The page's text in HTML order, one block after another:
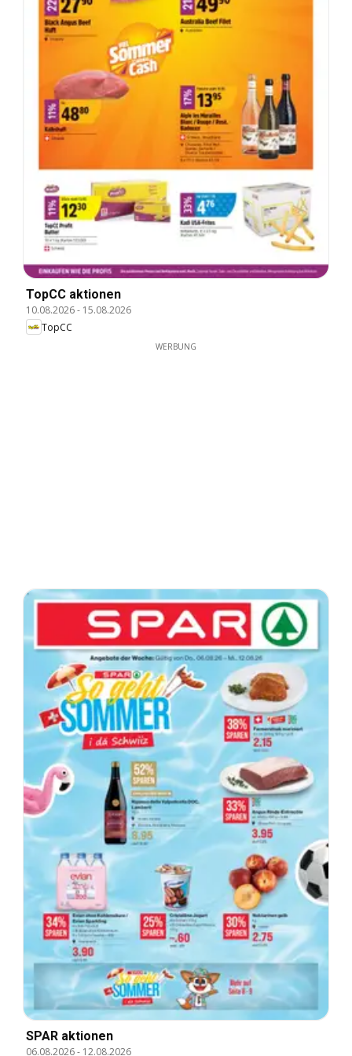
TopCC aktionen
10.08.2026- 15.08.2026
TopCC
WERBUNG
SPAR aktionen
06.08.2026- 12.08.2026